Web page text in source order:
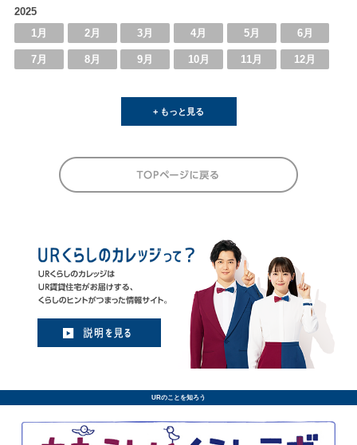
2025
1月
2月 3月 4月 5月 6月
7月 8月 9月 10月 11月 12月
+ もっと見る
URのことを知ろう